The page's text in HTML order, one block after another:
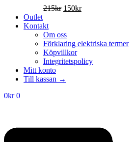
215kr Det
var:
215kr.
150krDet
150kr.
Outlet
Kontakt
Om oss
Förklaring elektriska termer
Köpvillkor
Integritetspolicy
Mitt konto
Till kassan →
0kr 0